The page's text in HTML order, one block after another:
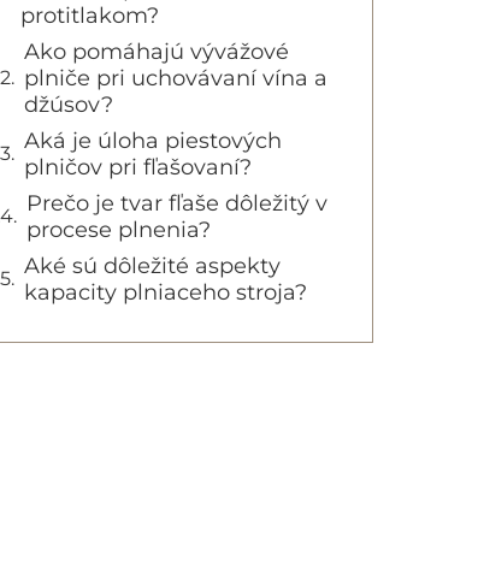
protitlakom?
Ako pomáhajú vývážové
plniče pri uchovávaní vína a
džúsov?
Aká je úloha piestových
plničov pri fľašovaní?
Prečo je tvar fľaše dôležitý v
procese plnenia?
Aké sú dôležité aspekty
kapacity plniaceho stroja?